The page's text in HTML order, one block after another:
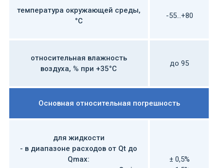
температура окружающей среды,
°С
-55...+80
относительная влажность
воздуха, % при +35°С
до 95
Основная относительная погрешность
для жидкости
- в диапазоне расходов от Qt до
Qmax:
± 0,5%